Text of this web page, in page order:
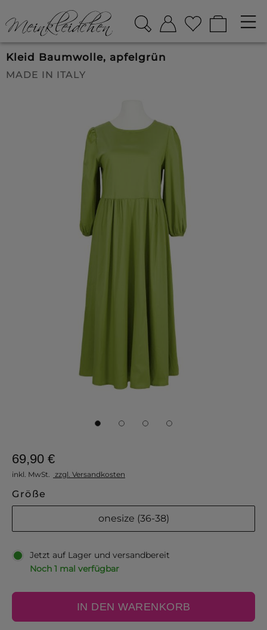
Kleid Baumwolle, apfelgrün
MADE IN ITALY
69,90 €
inkl. MwSt. zzgl. Versandkosten
Größe
onesize (36-38)
Jetzt auf Lager und versandbereit
Noch 1 mal verfügbar
IN DEN WARENKORB